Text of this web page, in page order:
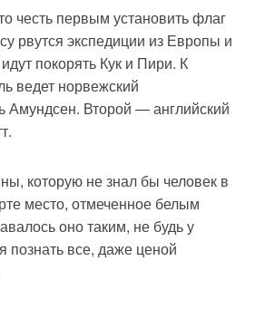
честь первым установить флаг
рвутся экспедиции из Европы и
покорять Кук и Пири. К
ведет норвежский
Амундсен. Второй — английский
которую не знал бы человек в
место, отмеченное белым
оно таким, не будь у
познать все, даже ценой